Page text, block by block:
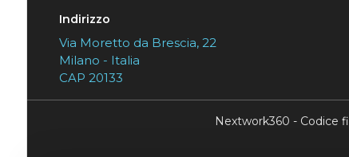
Indirizzo
Via Moretto da Brescia, 22
Milano - Italia
CAP 20133
Nextwork360 - Codice